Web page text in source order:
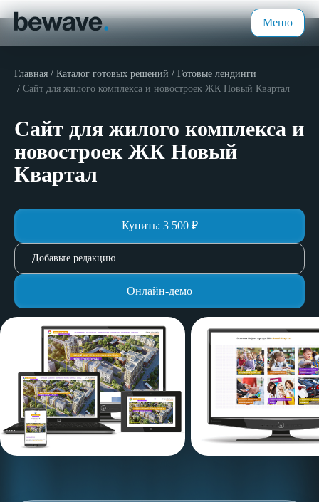
Меню
Главная Каталог готовых решений
Готовые лендинги
Сайт для жилого комплекса и новостроек ЖК Новый Квартал
Сайт для жилого комплекса и
новостроек ЖК Новый
Квартал
Купить: 3 500₽
Добавьте редакцию
Онлайн-демо